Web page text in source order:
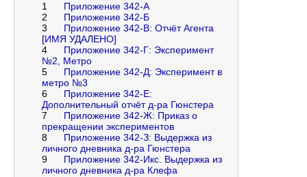
1
Приложение 342-А
2
Приложение 342-Б
3
Приложение 342-В: Отчёт Агента
[ИМЯ УДАЛЕНО]
4
Приложение 342-Г: Эксперимент
№2, Метро
5
Приложение 342-Д: Эксперимент в
метро №3
6
Приложение 342-Е:
Дополнительный отчёт д-ра Гюнстера
7
Приложение 342-Ж: Приказ о
прекращении экспериментов
8
Приложение 342-З: Выдержка из
личного дневника д-ра Гюнстера
9
Приложение 342-Икс. Выдержка из
личного дневника д-ра Клефа